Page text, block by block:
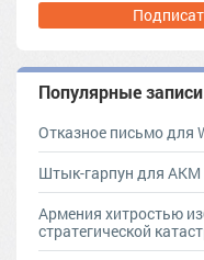
Популярные записи
Отказное письмо для
Штык-гарпун для АКМ
Армения хитростью
стратегической